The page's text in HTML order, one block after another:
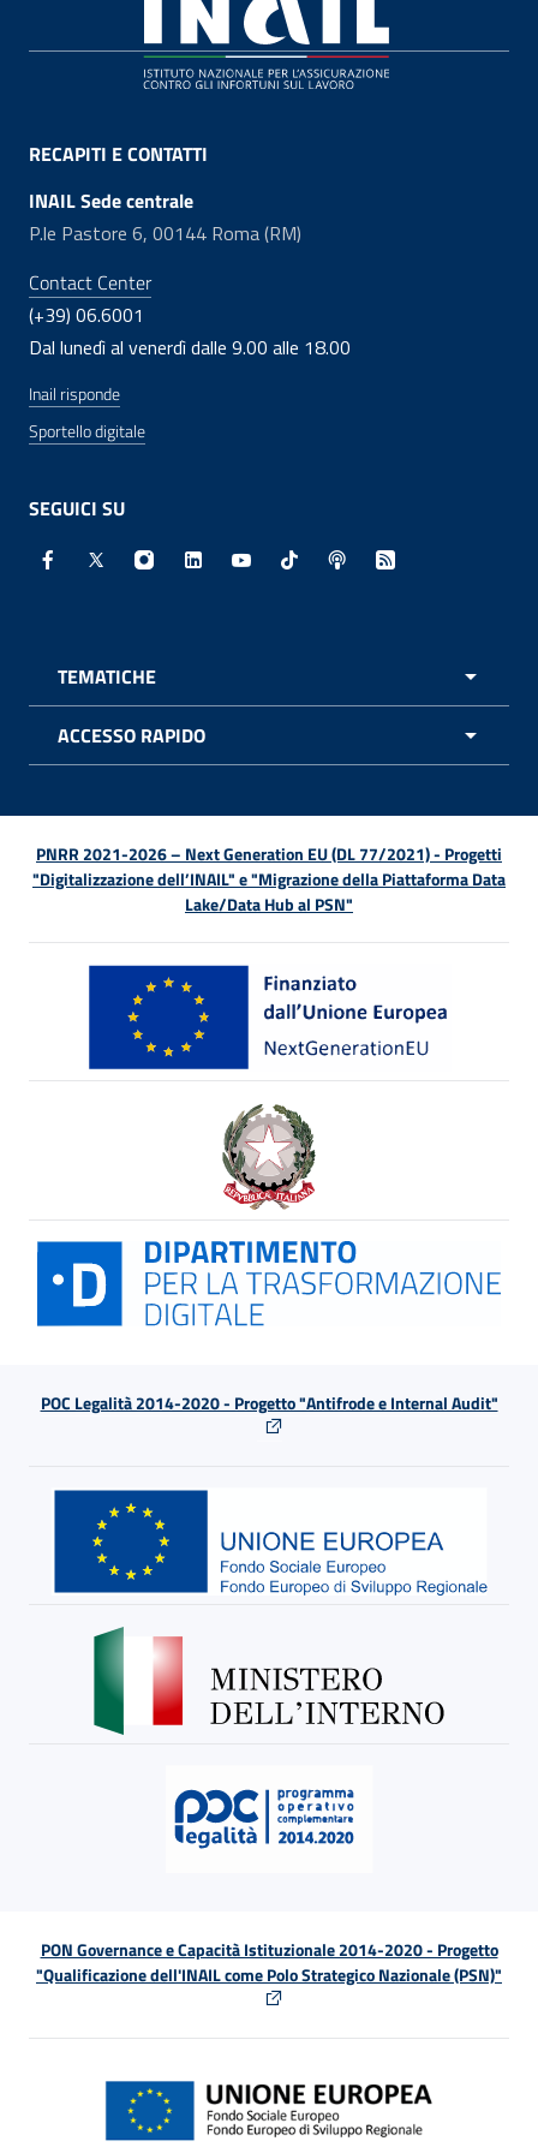
RECAPITI E CONTATTI
INAIL Sede centrale
P.le Pastore 6, 00144 Roma (RM)
Contact Center
(+39) 06.6001
Dal lunedì al venerdì dalle 9.00 alle 18.00
Inail risponde
Sportello digitale
SEGUICI SU
Facebook - Sito esterno - Apertura in nuova finestra
X - Sito esterno - Apertura in nuova finestra
Instagram - Sito esterno - Apertura in
Linkedin - Sito esterno - Apertura in
Youtube - Sito esterno -
TikTok - Sito esterno -
Spreaker - Sito
Feed RSS -
TEMATICHE
ACCESSO RAPIDO
PNRR 2021-2026 – Next Generation EU (DL 77/2021) - Progetti
"Digitalizzazione dell’INAIL" e "Migrazione della Piattaforma Data
Lake/Data Hub al PSN"
POC Legalità 2014-2020 - Progetto "Antifrode e Internal Audit"
PON Governance e Capacità Istituzionale 2014-2020 - Progetto
"Qualificazione dell'INAIL come Polo Strategico Nazionale (PSN)"